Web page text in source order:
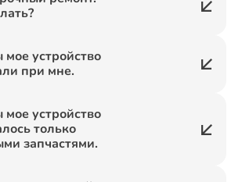
мое устройство
при мне.
мое устройство
только
запчастями.